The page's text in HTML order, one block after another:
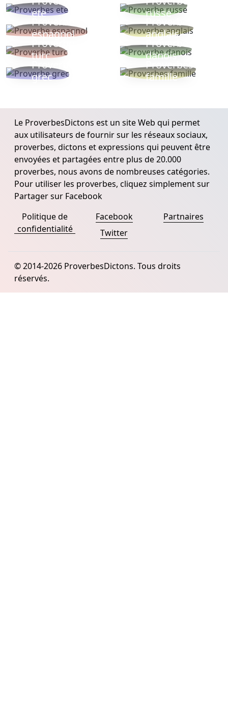
ete
russe
Proverbe
espagnol
Proverbe
anglais
Proverbe
turc
Proverbe
danois
Proverbe
grec
Proverbes
famille
Le ProverbesDictons est un site Web qui permet
aux utilisateurs de fournir sur les réseaux sociaux,
proverbes, dictons et expressions qui peuvent être
envoyées et partagées entre plus de 20.000
proverbes, nous avons de nombreuses catégories.
Pour utiliser les proverbes, cliquez simplement sur
Partager sur Facebook
Politique de
confidentialité
Facebook
Twitter
Partnaires
© 2014-2026 ProverbesDictons. Tous droits
réservés.